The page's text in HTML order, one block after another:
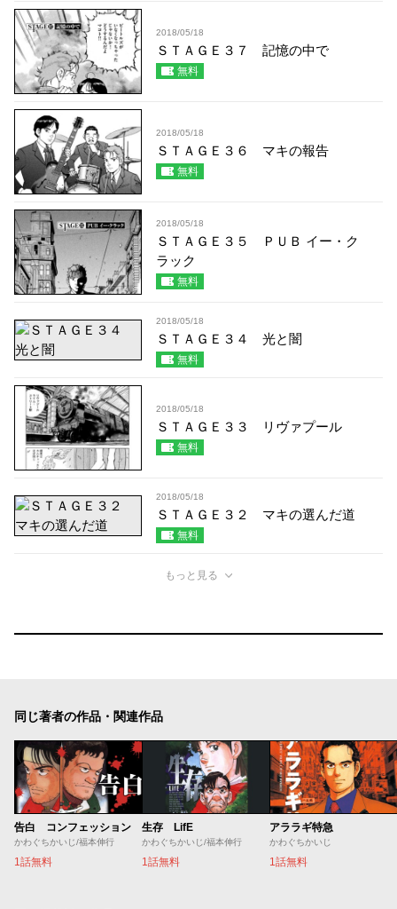
2018/05/18
ＳＴＡＧＥ３７ 記憶の中で
無料
2018/05/18
ＳＴＡＧＥ３６ マキの報告
無料
2018/05/18
ＳＴＡＧＥ３５ ＰＵＢ イー・ク
ラック
無料
2018/05/18
ＳＴＡＧＥ３４ 光と闇
無料
2018/05/18
ＳＴＡＧＥ３３ リヴァプール
無料
2018/05/18
ＳＴＡＧＥ３２ マキの選んだ道
無料
もっと見る
同じ著者の作品・関連作品
告白 コンフェッション
かわぐちかいじ/福本伸行
1話無料
生存 LifE
かわぐちかいじ/福本伸行
1話無料
アララギ特急
かわぐちかいじ
1話無料